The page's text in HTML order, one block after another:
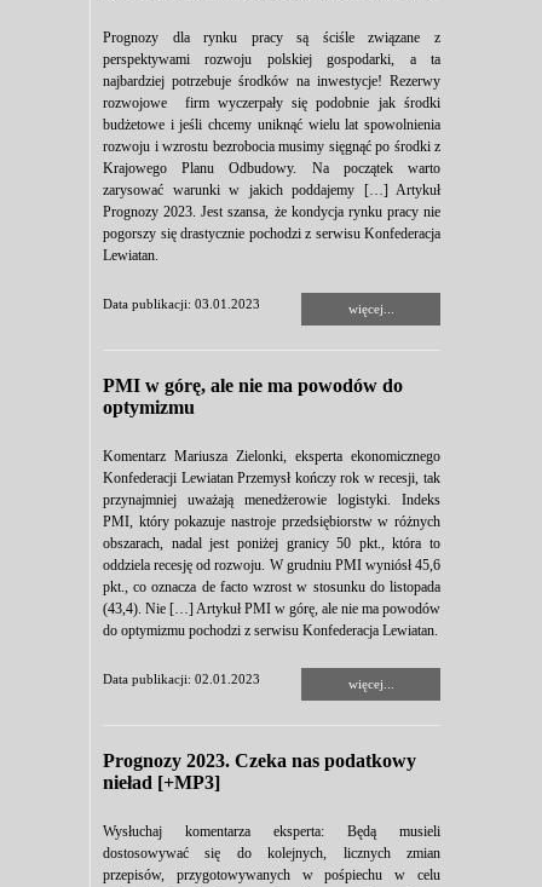
Prognozy dla rynku pracy są ściśle związane z
perspektywami rozwoju polskiej gospodarki, a ta
najbardziej potrzebuje środków na inwestycje! Rezerwy
rozwojowe firm wyczerpały się podobnie jak środki
budżetowe i jeśli chcemy uniknąć wielu lat spowolnienia
rozwoju i wzrostu bezrobocia musimy sięgnąć po środki z
Krajowego Planu Odbudowy. Na początek warto
zarysować warunki w jakich poddajemy […] Artykuł
Prognozy 2023. Jest szansa, że kondycja rynku pracy nie
pogorszy się drastycznie pochodzi z serwisu Konfederacja
Lewiatan.
Data publikacji: 03.01.2023 więcej...
PMI w górę, ale nie ma powodów do
optymizmu
Komentarz Mariusza Zielonki, eksperta ekonomicznego
Konfederacji Lewiatan Przemysł kończy rok w recesji, tak
przynajmniej uważają menedżerowie logistyki. Indeks
PMI, który pokazuje nastroje przedsiębiorstw w różnych
obszarach, nadal jest poniżej granicy 50 pkt., która to
oddziela recesję od rozwoju. W grudniu PMI wyniósł 45,6
pkt., co oznacza de facto wzrost w stosunku do listopada
(43,4). Nie […] Artykuł PMI w górę, ale nie ma powodów
do optymizmu pochodzi z serwisu Konfederacja Lewiatan.
Data publikacji: 02.01.2023 więcej...
Prognozy 2023. Czeka nas podatkowy
nieład [+MP3]
Wysłuchaj komentarza eksperta: Będą musieli
dostosowywać się do kolejnych, licznych zmian
przepisów, przygotowywanych w pośpiechu w celu